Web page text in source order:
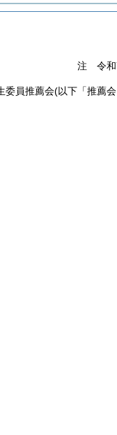
注 令和
委員推薦会(以下「推薦